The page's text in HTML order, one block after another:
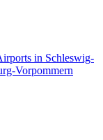
in Schleswig-
Vorpommern